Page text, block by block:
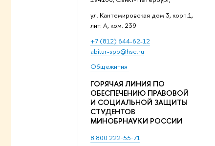
ул. Кантемировская дом 3, корп.1,
лит. А, ком. 239
+7 (812) 644-62-12
abitur-spb@hse.ru
Общежития
ГОРЯЧАЯ ЛИНИЯ ПО
ОБЕСПЕЧЕНИЮ ПРАВОВОЙ
И СОЦИАЛЬНОЙ ЗАЩИТЫ
СТУДЕНТОВ
МИНОБРНАУКИ РОССИИ
8 800 222-55-71